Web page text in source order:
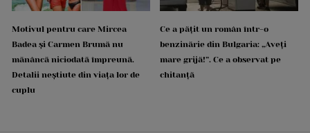
Motivul pentru care Mircea
Badea și Carmen Brumă nu
mănâncă niciodată împreună.
Detalii neștiute din viața lor de
cuplu
Ce a pățit un român într-o
benzinărie din Bulgaria: „Aveți
mare grijă!”. Ce a observat pe
chitanță